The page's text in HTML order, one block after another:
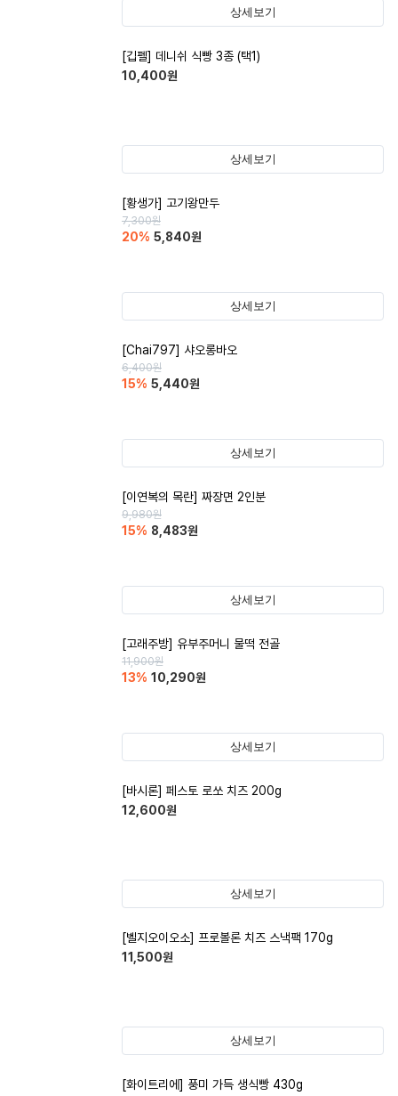
상세보기
[깁펠] 데니쉬 식빵 3종 (택1)
10,400원
상세보기
[황생가] 고기왕만두
7,300원
20% 5,840원
상세보기
[Chai797] 샤오롱바오
6,400원
15% 5,440원
상세보기
[이연복의 목란] 짜장면 2인분
9,980원
15% 8,483원
상세보기
[고래주방] 유부주머니 물떡 전골
11,900원
13% 10,290원
상세보기
[바시론] 페스토 로쏘 치즈 200g
12,600원
상세보기
[벨지오이오소] 프로볼론 치즈 스낵팩 170g
11,500원
상세보기
[화이트리에] 풍미 가득 생식빵 430g